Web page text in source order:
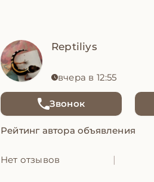
Reptiliys
вчера в 12:55
Звонок
Рейтинг автора объявления
Нет отзывов |